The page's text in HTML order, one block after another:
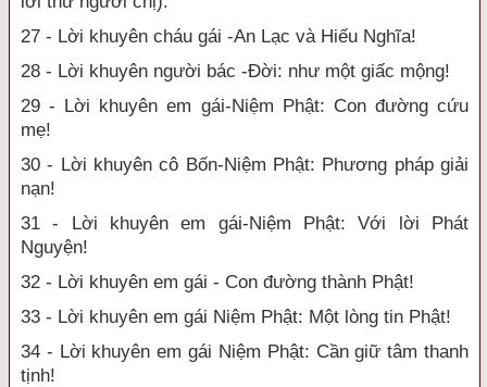
27 - Lời khuyên cháu gái -An Lạc và Hiếu Nghĩa!
28 - Lời khuyên người bác -Đời: như một giấc mộng!
29 - Lời khuyên em gái-Niệm Phật: Con đường cứu
mẹ!
30 - Lời khuyên cô Bốn-Niệm Phật: Phương pháp giải
nạn!
31 - Lời khuyên em gái-Niệm Phật: Với lời Phát
Nguyện!
32 - Lời khuyên em gái - Con đường thành Phật!
33 - Lời khuyên em gái Niệm Phật: Một lòng tin Phật!
34 - Lời khuyên em gái Niệm Phật: Cần giữ tâm thanh
tịnh!